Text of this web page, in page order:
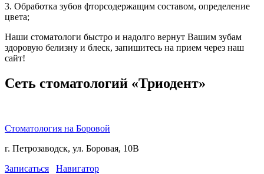
3. Обработка зубов фторсодержащим составом, определение
цвета;
Наши стоматологи быстро и надолго вернут Вашим зубам
здоровую белизну и блеск, запишитесь на прием через наш
сайт!
Сеть стоматологий «Триодент»
Стоматология на Боровой
г. Петрозаводск, ул. Боровая, 10В
Записаться
Навигатор